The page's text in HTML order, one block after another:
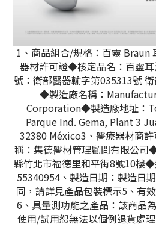
1、商品組合/規格：百靈 Braun
器材許可證◆核定品名：百靈
號：衛部醫器輸字第035313號
◆製造廠名稱：
Corporation◆製造廠地址：
Parque Ind. Gema, Plant 3
32380 México3、醫療器材商
稱：集德醫材管理顧問有限公
縣竹北市福德里和平街8號10樓
55340954、製造日期：製造日
同，請詳見產品包裝標示5、有
6、具量測功能之產品：該商品
使用/試用恕無法以個例退貨處